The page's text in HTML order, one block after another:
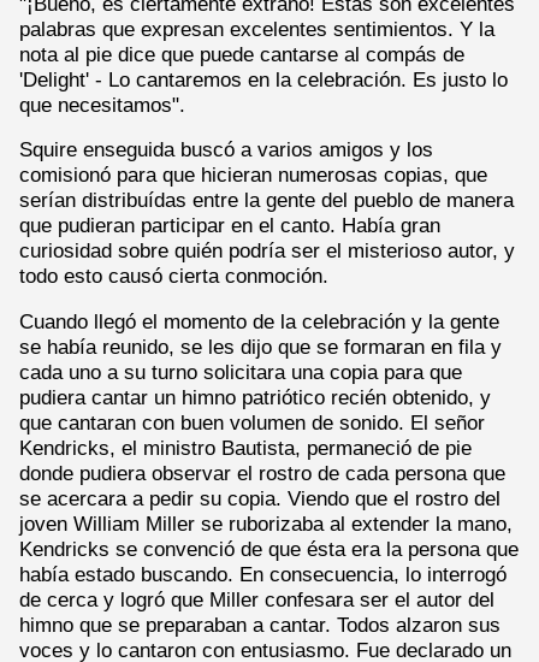
palabras que expresan excelentes sentimientos. Y la
nota al pie dice que puede cantarse al compás de
'Delight' - Lo cantaremos en la celebración. Es justo lo
que necesitamos".
Squire enseguida buscó a varios amigos y los
comisionó para que hicieran numerosas copias, que
serían distribuídas entre la gente del pueblo de manera
que pudieran participar en el canto. Había gran
curiosidad sobre quién podría ser el misterioso autor, y
todo esto causó cierta conmoción.
Cuando llegó el momento de la celebración y la gente
se había reunido, se les dijo que se formaran en fila y
cada uno a su turno solicitara una copia para que
pudiera cantar un himno patriótico recién obtenido, y
que cantaran con buen volumen de sonido. El señor
Kendricks, el ministro Bautista, permaneció de pie
donde pudiera observar el rostro de cada persona que
se acercara a pedir su copia. Viendo que el rostro del
joven William Miller se ruborizaba al extender la mano,
Kendricks se convenció de que ésta era la persona que
había estado buscando. En consecuencia, lo interrogó
de cerca y logró que Miller confesara ser el autor del
himno que se preparaban a cantar. Todos alzaron sus
voces y lo cantaron con entusiasmo. Fue declarado un